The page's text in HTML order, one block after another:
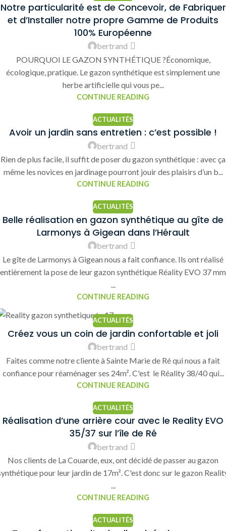
Notre particularité est de Concevoir, de Fabriquer
et d’Installer notre propre Gamme de Produits
100% Européenne
bertrand
POURQUOI LE GAZON SYNTHÉTIQUE ?Économique,
écologique, pratique. Le gazon synthétique est simplement une
herbe artificielle qui vous pe...
CONTINUE READING
ACTUALITÉS
Avoir un jardin sans entretien : c’est possible !
bertrand
Rien de plus facile, il suffit de poser du gazon synthétique : avec ça
même les novices en jardinage pourront jouir des plaisirs d’un b...
CONTINUE READING
ACTUALITÉS
Belle réalisation en gazon synthétique au gîte de
Larmonys à Gigean dans l’Hérault
bertrand
Le gîte de Larmonys à Gigean nous a fait confiance. Ils ont réalisé
entièrement la pose de leur gazon synthétique Réality EVO 37 mm
CONTINUE READING
ACTUALITÉS
Créez vous un coin de jardin confortable et joli
bertrand
Faites comme notre cliente à Sainte Marie de Ré qui nous a fait
confiance pour réaménager ses 24m². C'est le Réality 38/40 qui...
CONTINUE READING
ACTUALITÉS
Réalisation d’une arrière cour avec le Reality EVO
35/37 sur l’île de Ré
bertrand
Nos clients de La Couarde, eux, ont décidé de passer au gazon
pour leur jardin de 17m². C'est donc sur le gazon
...
CONTINUE READING
ACTUALITÉS